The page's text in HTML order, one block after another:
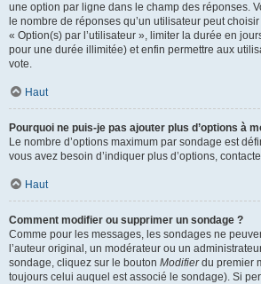
une option par ligne dans le champ des réponses.
le nombre de réponses qu’un utilisateur peut
« Option(s) par l’utilisateur », limiter la durée en
pour une durée illimitée) et enfin permettre aux
vote.
Haut
Pourquoi ne puis-je pas ajouter plus d’options à
Le nombre d’options maximum par sondage est
vous avez besoin d’indiquer plus d’options,
Haut
Comment modifier ou supprimer un sondage ?
Comme pour les messages, les sondages ne
l’auteur original, un modérateur ou un
sondage, cliquez sur le bouton Modifierdu premier
toujours celui auquel est associé le sondage). Si